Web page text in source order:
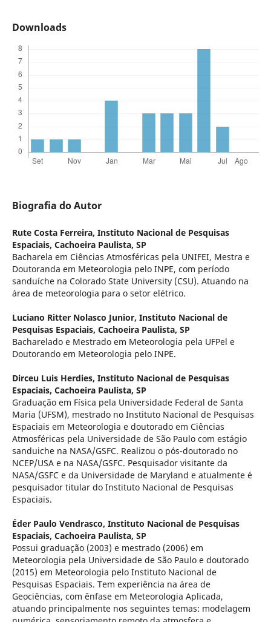
Downloads
Biografia do Autor
Rute Costa Ferreira, Instituto Nacional de Pesquisas
Espaciais, Cachoeira Paulista, SP
Bacharela em Ciências Atmosféricas pela UNIFEI, Mestra e
Doutoranda em Meteorologia pelo INPE, com período
sanduíche na Colorado State University (CSU). Atuando na
área de meteorologia para o setor elétrico.
Luciano Ritter Nolasco Junior, Instituto Nacional de
Pesquisas Espaciais, Cachoeira Paulista, SP
Bacharelado e Mestrado em Meteorologia pela UFPel e
Doutorando em Meteorologia pelo INPE.
Dirceu Luis Herdies, Instituto Nacional de Pesquisas
Espaciais, Cachoeira Paulista, SP
Graduação em Física pela Universidade Federal de Santa
Maria (UFSM), mestrado no Instituto Nacional de Pesquisas
Espaciais em Meteorologia e doutorado em Ciências
Atmosféricas pela Universidade de São Paulo com estágio
sanduiche na NASA/GSFC. Realizou o pós-doutorado no
NCEP/USA e na NASA/GSFC. Pesquisador visitante da
NASA/GSFC e da Universidade de Maryland e atualmente é
pesquisador titular do Instituto Nacional de Pesquisas
Espaciais.
Éder Paulo Vendrasco, Instituto Nacional de Pesquisas
Espaciais, Cachoeira Paulista, SP
Possui graduação (2003) e mestrado (2006) em
Meteorologia pela Universidade de São Paulo e doutorado
(2015) em Meteorologia pelo Instituto Nacional de
Pesquisas Espaciais. Tem experiência na área de
Geociências, com ênfase em Meteorologia Aplicada,
atuando principalmente nos seguintes temas: modelagem